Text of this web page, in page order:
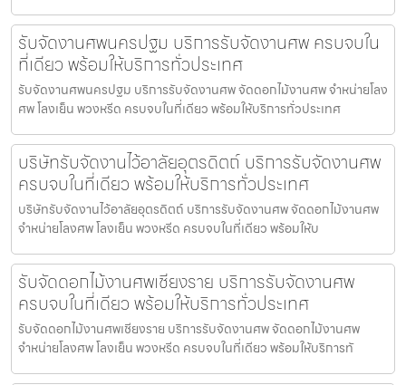
รับจัดงานศพนครปฐม บริการรับจัดงานศพ ครบจบใน
ที่เดียว พร้อมให้บริการทั่วประเทศ
รับจัดงานศพนครปฐม บริการรับจัดงานศพ จัดดอกไม้งานศพ จำหน่ายโลง
ศพ โลงเย็น พวงหรีด ครบจบในที่เดียว พร้อมให้บริการทั่วประเทศ
บริษัทรับจัดงานไว้อาลัยอุตรดิตถ์ บริการรับจัดงานศพ
ครบจบในที่เดียว พร้อมให้บริการทั่วประเทศ
บริษัทรับจัดงานไว้อาลัยอุตรดิตถ์ บริการรับจัดงานศพ จัดดอกไม้งานศพ
จำหน่ายโลงศพ โลงเย็น พวงหรีด ครบจบในที่เดียว พร้อมให้บ
รับจัดดอกไม้งานศพเชียงราย บริการรับจัดงานศพ
ครบจบในที่เดียว พร้อมให้บริการทั่วประเทศ
รับจัดดอกไม้งานศพเชียงราย บริการรับจัดงานศพ จัดดอกไม้งานศพ
จำหน่ายโลงศพ โลงเย็น พวงหรีด ครบจบในที่เดียว พร้อมให้บริการทั